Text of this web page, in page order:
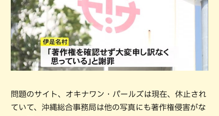
問題のサイト、オキナワン・パールズは現在、休止され
ていて、沖縄総合事務局は他の写真にも著作権侵害がな